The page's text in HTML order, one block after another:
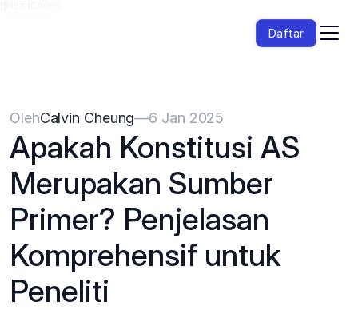
Daftar
OlehCalvin Cheung—6 Jan 2025
Apakah Konstitusi AS
Merupakan Sumber
Primer? Penjelasan
Komprehensif untuk
Peneliti